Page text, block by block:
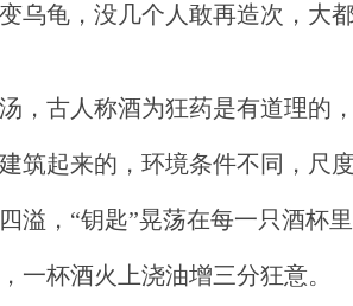
乌龟，没几个人敢再造次，大
，古人称酒为狂药是有道理的
筑起来的，环境条件不同，尺
溢，“钥匙”晃荡在每一只酒杯
一杯酒火上浇油增三分狂意。